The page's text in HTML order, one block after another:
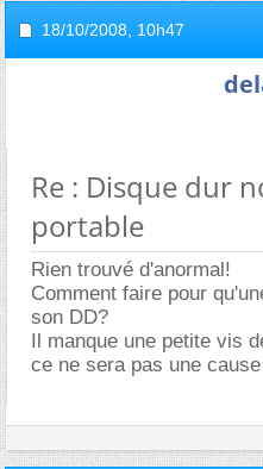
18/10/2008, 10h47
Re : Disque dur
portable
Rien trouvé d'anormal!
Comment faire pour
son DD?
Il manque une petite vis
ce ne sera pas une